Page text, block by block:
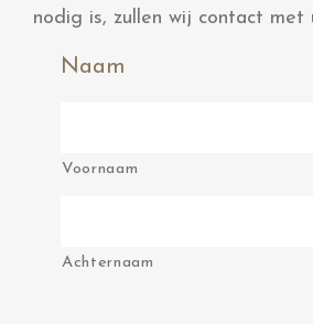
nodig is, zullen wij contact met
Naam
Voornaam
Achternaam